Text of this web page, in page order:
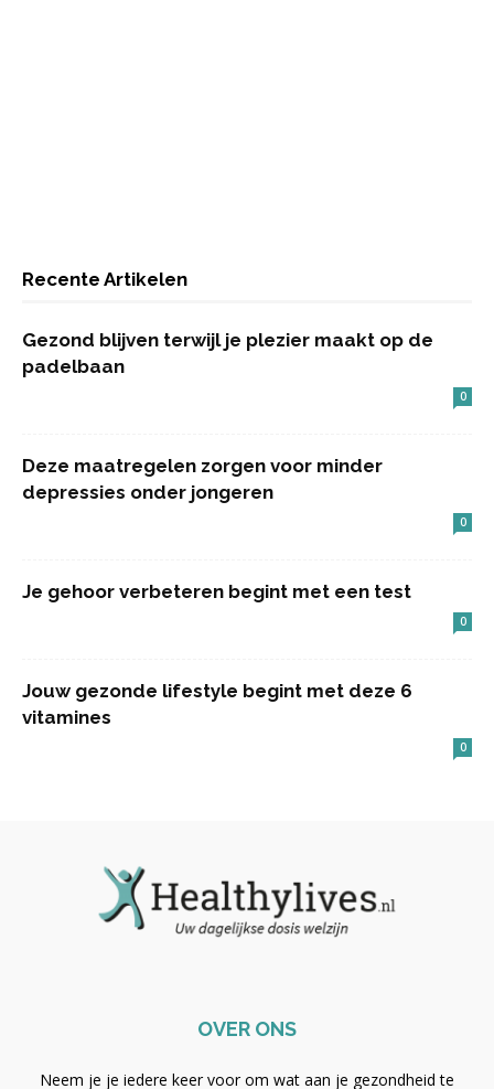
Recente Artikelen
Gezond blijven terwijl je plezier maakt op de
padelbaan
0
Deze maatregelen zorgen voor minder
depressies onder jongeren
0
Je gehoor verbeteren begint met een test
0
Jouw gezonde lifestyle begint met deze 6
vitamines
0
OVER ONS
Neem je je iedere keer voor om wat aan je gezondheid te